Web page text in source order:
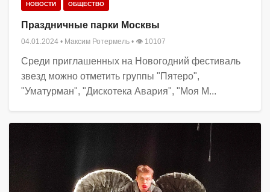
НОВОСТИ ОБЩЕСТВО
Праздничные парки Москвы
04.01.2024 • Максим Ротермель • 👁 10107
Среди приглашенных на Новогодний фестиваль
звезд можно отметить группы "Пятеро",
"Уматурман", "Дискотека Авария", "Моя М...